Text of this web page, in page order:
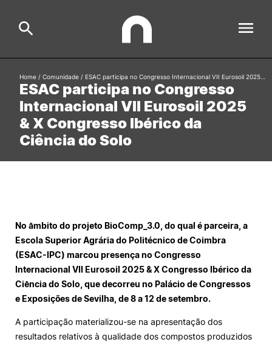
ESAC
Estudar
International Relations
Ofertas de Emprego e Informações Úteis
Loja da Agrária
Mudança de Par Instituição/Curso
Search
Formative Offer
ESAC participa no Congresso
Internacional VII Eurosoil 2025
& X Congresso Ibérico da
Ciência do Solo
Home / Comunidade / ESAC participa no Congresso Internacional VII Eurosoil 2025…
No âmbito do projeto BioComp_3.0, do qual é parceira, a
Escola Superior Agrária do Politécnico de Coimbra
(ESAC-IPC) marcou presença no Congresso
Internacional VII Eurosoil 2025 & X Congresso Ibérico da
Ciência do Solo, que decorreu no Palácio de Congressos
e Exposições de Sevilha, de 8 a 12 de setembro.
A participação materializou-se na apresentação dos
resultados relativos à qualidade dos compostos produzidos